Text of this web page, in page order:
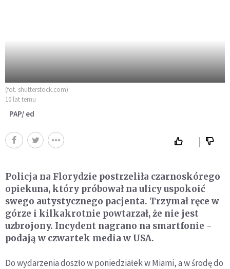
(fot. shutterstock.com)
10 lat temu
PAP/ ed
Policja na Florydzie postrzeliła czarnoskórego
opiekuna, który próbował na ulicy uspokoić
swego autystycznego pacjenta. Trzymał ręce w
górze i kilkakrotnie powtarzał, że nie jest
uzbrojony. Incydent nagrano na smartfonie -
podają w czwartek media w USA.
Do wydarzenia doszło w poniedziałek w Miami, a w środę do